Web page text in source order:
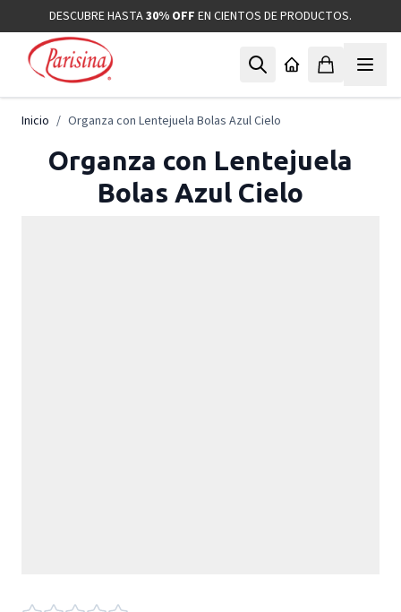
Ir al contenidoDESCUBRE HASTA30% OFF EN CIENTOS DE PRODUCTOS.
Inicio / Organza con Lentejuela Bolas Azul Cielo
Organza con Lentejuela
Bolas Azul Cielo